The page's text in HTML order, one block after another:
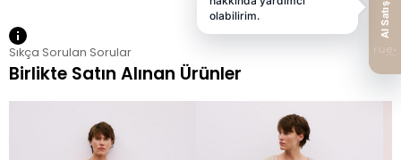
Sıkça Sorulan Sorular
Birlikte Satın Alınan Ürünler